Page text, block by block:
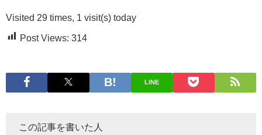
Visited 29 times, 1 visit(s) today
Post Views: 314
LINE
この記事を書いた人